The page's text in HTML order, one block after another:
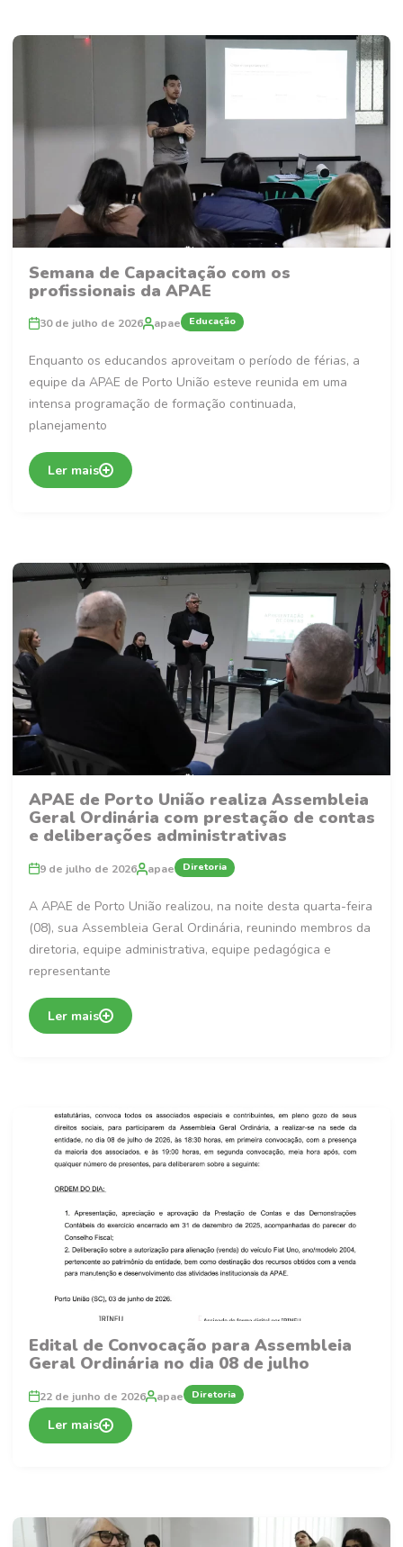
Semana de Capacitação com os
profissionais da APAE
30 de julho de 2026 apae Educação
Enquanto os educandos aproveitam o período de férias, a
equipe da APAE de Porto União esteve reunida em uma
intensa programação de formação continuada,
planejamento
Ler mais
APAE de Porto União realiza Assembleia
Geral Ordinária com prestação de contas
e deliberações administrativas
9 de julho de 2026 apae Diretoria
A APAE de Porto União realizou, na noite desta quarta-feira
(08), sua Assembleia Geral Ordinária, reunindo membros da
diretoria, equipe administrativa, equipe pedagógica e
representante
Ler mais
Edital de Convocação para Assembleia
Geral Ordinária no dia 08 de julho
22 de junho de 2026 apae Diretoria
Ler mais